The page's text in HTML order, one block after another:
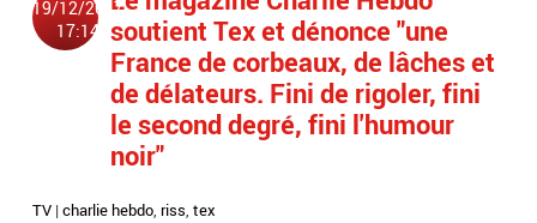
19/12/2017
17:14 soutient Tex et dénonce "une
France de corbeaux, de lâches et
de délateurs. Fini de rigoler, fini
le second degré, fini l'humour
noir"
TV |charlie hebdo,riss,tex